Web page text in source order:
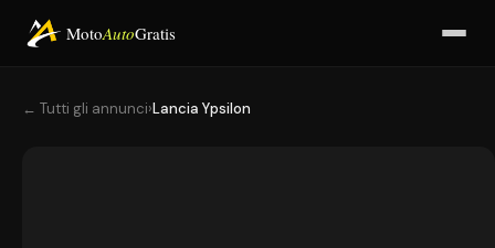
MotoAutoGratis
← Tutti gli annunci›Lancia Ypsilon